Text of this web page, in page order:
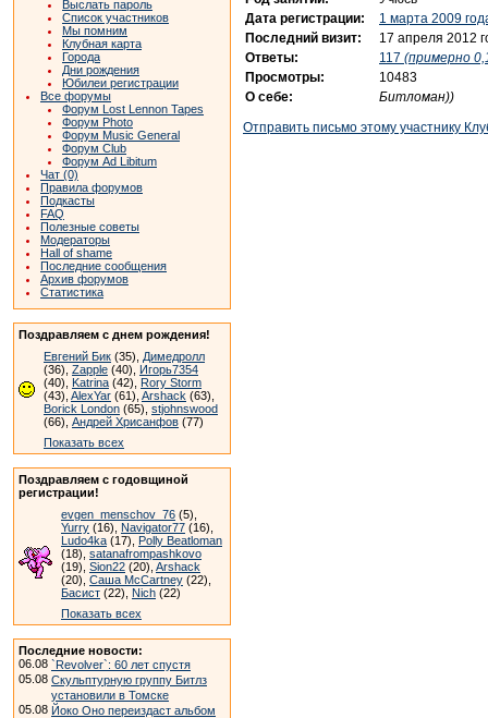
Выслать пароль
Список участников
Мы помним
Клубная карта
Города
Дни рождения
Юбилеи регистрации
Все форумы
Форум Lost Lennon Tapes
Форум Photo
Форум Music General
Форум Club
Форум Ad Libitum
Чат (0)
Правила форумов
Подкасты
FAQ
Полезные советы
Модераторы
Hall of shame
Последние сообщения
Архив форумов
Статистика
Поздравляем с днем рождения!
Евгений Бик (35), Димедролл
(36), Zapple (40), Игорь7354
(40), Katrina (42), Rory Storm
(43), AlexYar (61), Arshack (63),
Borick London (65), stjohnswood
(66), Андрей Хрисанфов (77)
Показать всех
Поздравляем с годовщиной
регистрации!
evgen_menschov_76 (5),
Yurry (16), Navigator77 (16),
Ludo4ka (17), Polly Beatloman
(18), satanafrompashkovo
(19), Sion22 (20), Arshack
(20), Саша McCartney (22),
Басист (22), Nich (22)
Показать всех
Последние новости:
06.08 `Revolver`: 60 лет спустя
05.08 Скульптурную группу Битлз
установили в Томске
05.08 Йоко Оно переиздаст альбом
Дата регистрации:
1 марта 2009
Последний визит:
17 апреля 2012
Ответы:
117 (примерно
Просмотры:
10483
О себе:
Битломан))
Отправить письмо этому участнику